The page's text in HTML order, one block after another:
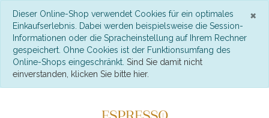
×
Dieser Online-Shop verwendet Cookies für ein optimales
Einkaufserlebnis. Dabei werden beispielsweise die Session-
Informationen oder die Spracheinstellung auf Ihrem Rechner
gespeichert. Ohne Cookies ist der Funktionsumfang des
Online-Shops eingeschränkt. Sind Sie damit nicht
einverstanden, klicken Sie bitte hier.